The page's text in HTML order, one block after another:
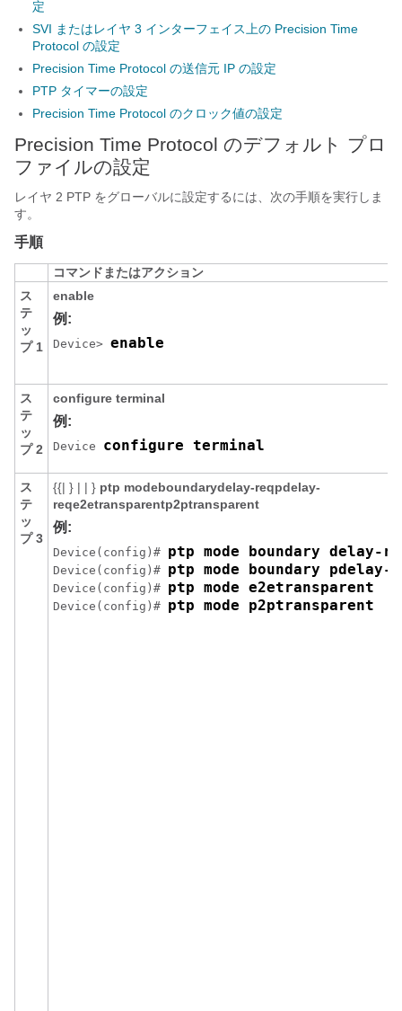
定
SVI またはレイヤ 3 インターフェイス上の Precision Time
Protocol の設定
Precision Time Protocol の送信元 IP の設定
PTP タイマーの設定
Precision Time Protocol のクロック値の設定
Precision Time Protocol のデフォルト プロ
ファイルの設定
レイヤ 2 PTP をグローバルに設定するには、次の手順を実行しま
す。
手順
コマンドまたはアクション
ス
テ
ッ
プ 1
enable
例:
Device> enable
ス
テ
ッ
プ 2
configure terminal
例:
Device configure terminal
ス
テ
ッ
プ 3
{{| } | | } ptp modeboundarydelay-reqpdelay-
reqe2etransparentp2ptransparent
例:
Device(config)# ptp mode boundary delay-
Device(config)# ptp mode boundary pdelay-
Device(config)# ptp mode e2etransparent
Device(config)# ptp mode p2ptransparent